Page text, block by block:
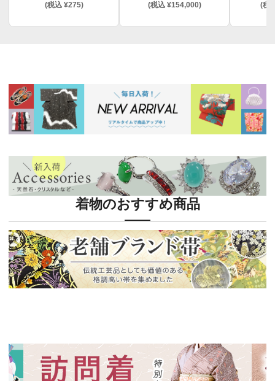
(税込 ¥275) (税込 ¥154,000) (税
着物のおすすめ商品